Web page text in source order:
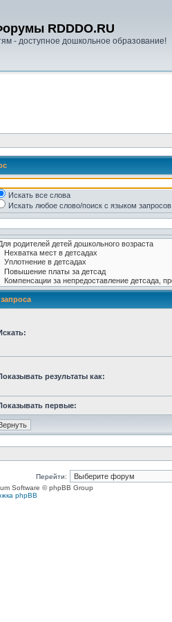
RDDDO.RU
- доступное дошкольное образование!
Искать все слова
Искать любое слово/поиск с языком запросов
результаты как:
первые:
Перейти:
Software © phpBB Group
phpBB